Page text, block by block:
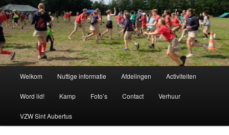
Spring
naar
de
primaire
inhoudChiro Bethanie
Welkom Nuttige informatie Afdelingen Activiteiten
Word lid! Kamp Foto’s Contact Verhuur
VZW Sint Aubertus